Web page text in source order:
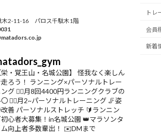
木2-11-16 パロス千駄木1階
栄・覚王山・名城公園】
怪我なく楽しん
ろう！ ランニング×パーソナルトレー
グ 🏃‍♂️月8回4400円ランニングクラブの
🏋️‍♀️月2~パーソナルトレーニング 🦵姿
善 パーソナルストレッチ 🔰ランニン
初心者大募集！in名城公園 👑マラソンタ
向上者多数輩出！ ✉️DMまで
トレ
会員
新着